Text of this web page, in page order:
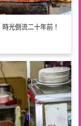
光倒流二十年前！